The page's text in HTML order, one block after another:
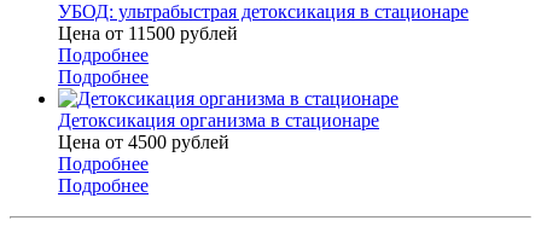
УБОД: ультрабыстрая детоксикация в стационаре
Цена от 11500 рублей
Подробнее
Подробнее
Детоксикация организма в стационаре
Цена от 4500 рублей
Подробнее
Подробнее